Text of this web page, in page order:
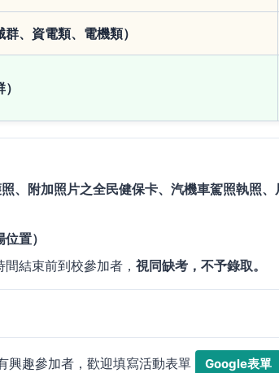
、資電類、電機類）
、附加照片之全民健保卡、汽機車駕照執照
置）
結束前到校參加者， 視同缺考，不予錄取。
興趣參加者，歡迎填寫活動表單